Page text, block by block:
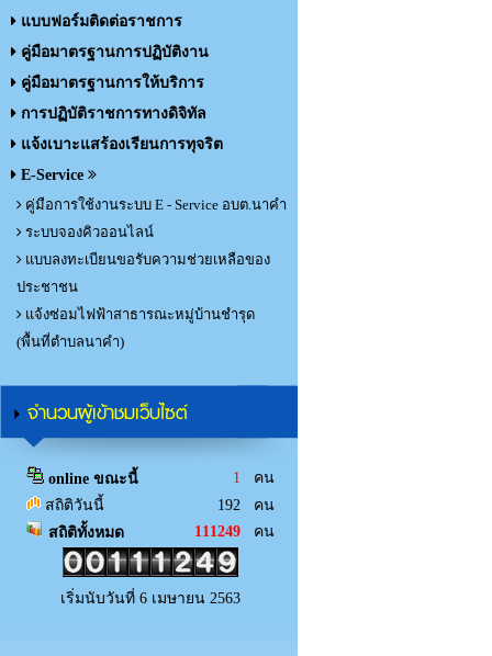
แบบฟอร์มติดต่อราชการ
คู่มือมาตรฐานการปฏิบัติงาน
คู่มือมาตรฐานการให้บริการ
การปฏิบัติราชการทางดิจิทัล
แจ้งเบาะแสร้องเรียนการทุจริต
E-Service
คู่มือการใช้งานระบบ E - Service อบต.นาคำ
ระบบจองคิวออนไลน์
แบบลงทะเบียนขอรับความช่วยเหลือของ
ประชาชน
แจ้งซ่อมไฟฟ้าสาธารณะหมู่บ้านชำรุด
(พื้นที่ตำบลนาคำ)
จำนวนผู้เข้าชมเว็บไซต์
online ขณะนี้ 1 คน
สถิติวันนี้
192 คน
สถิติทั้งหมด
111249 คน
เริ่มนับวันที่ 6 เมษายน 2563